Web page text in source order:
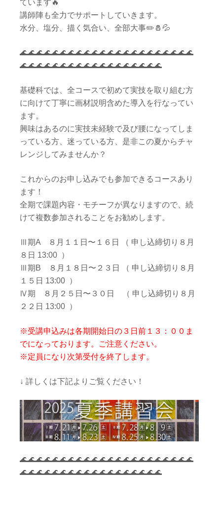
ています🔥
講師陣も全力でサポートしていきます。
水分、塩分、描く気合い、全部大事✏️🧂💦
🌊🌊🌊🌊🌊🌊🌊🌊🌊🌊🌊🌊🌊🌊🌊🌊🌊🌊🌊🌊🌊🌊
🌊🌊🌊🌊🌊🌊🌊🌊🌊🌊🌊🌊🌊🌊🌊🌊🌊🌊
基礎科では、全コースで初めて実技を取り組む方
に向けて丁寧に画材説明含めた導入を行なってい
ます。
興味はあるのに実技未経験で及び腰になってしま
っている方、迷っている方、是非この夏からチャ
レンジしてみませんか？
これからのお申し込みでも参加できるコースあり
ます！
全期で課題内容・モチーフが異なりますので、続
けて複数参加されることをお勧めします。
Ⅲ期A ８月１１日〜１６日 （ 申し込締切り８月
８日 13:00 ）
Ⅲ期B ８月１８日〜２３日 （ 申し込締切り８月
１５日 13:00 ）
Ⅳ期 ８月２５日〜３０日 （ 申し込締切り８月
２２日 13:00 ）
※受講申込みは各期開始日の３日前１３：００ま
でになっております。ご注意ください。
※定員になり次第受付を終了します。
↓ 詳しくは下記よりご覧ください！
🌊🌊🌊🌊🌊🌊🌊🌊🌊🌊🌊🌊🌊🌊🌊🌊🌊🌊🌊🌊🌊🌊
🌊🌊🌊🌊🌊🌊🌊🌊🌊🌊🌊🌊🌊🌊🌊🌊🌊🌊